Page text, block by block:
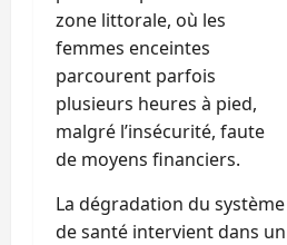
zone littorale, où les
femmes enceintes
parcourent parfois
plusieurs heures à pied,
malgré l’insécurité, faute
de moyens financiers.
La dégradation du système
de santé intervient dans un